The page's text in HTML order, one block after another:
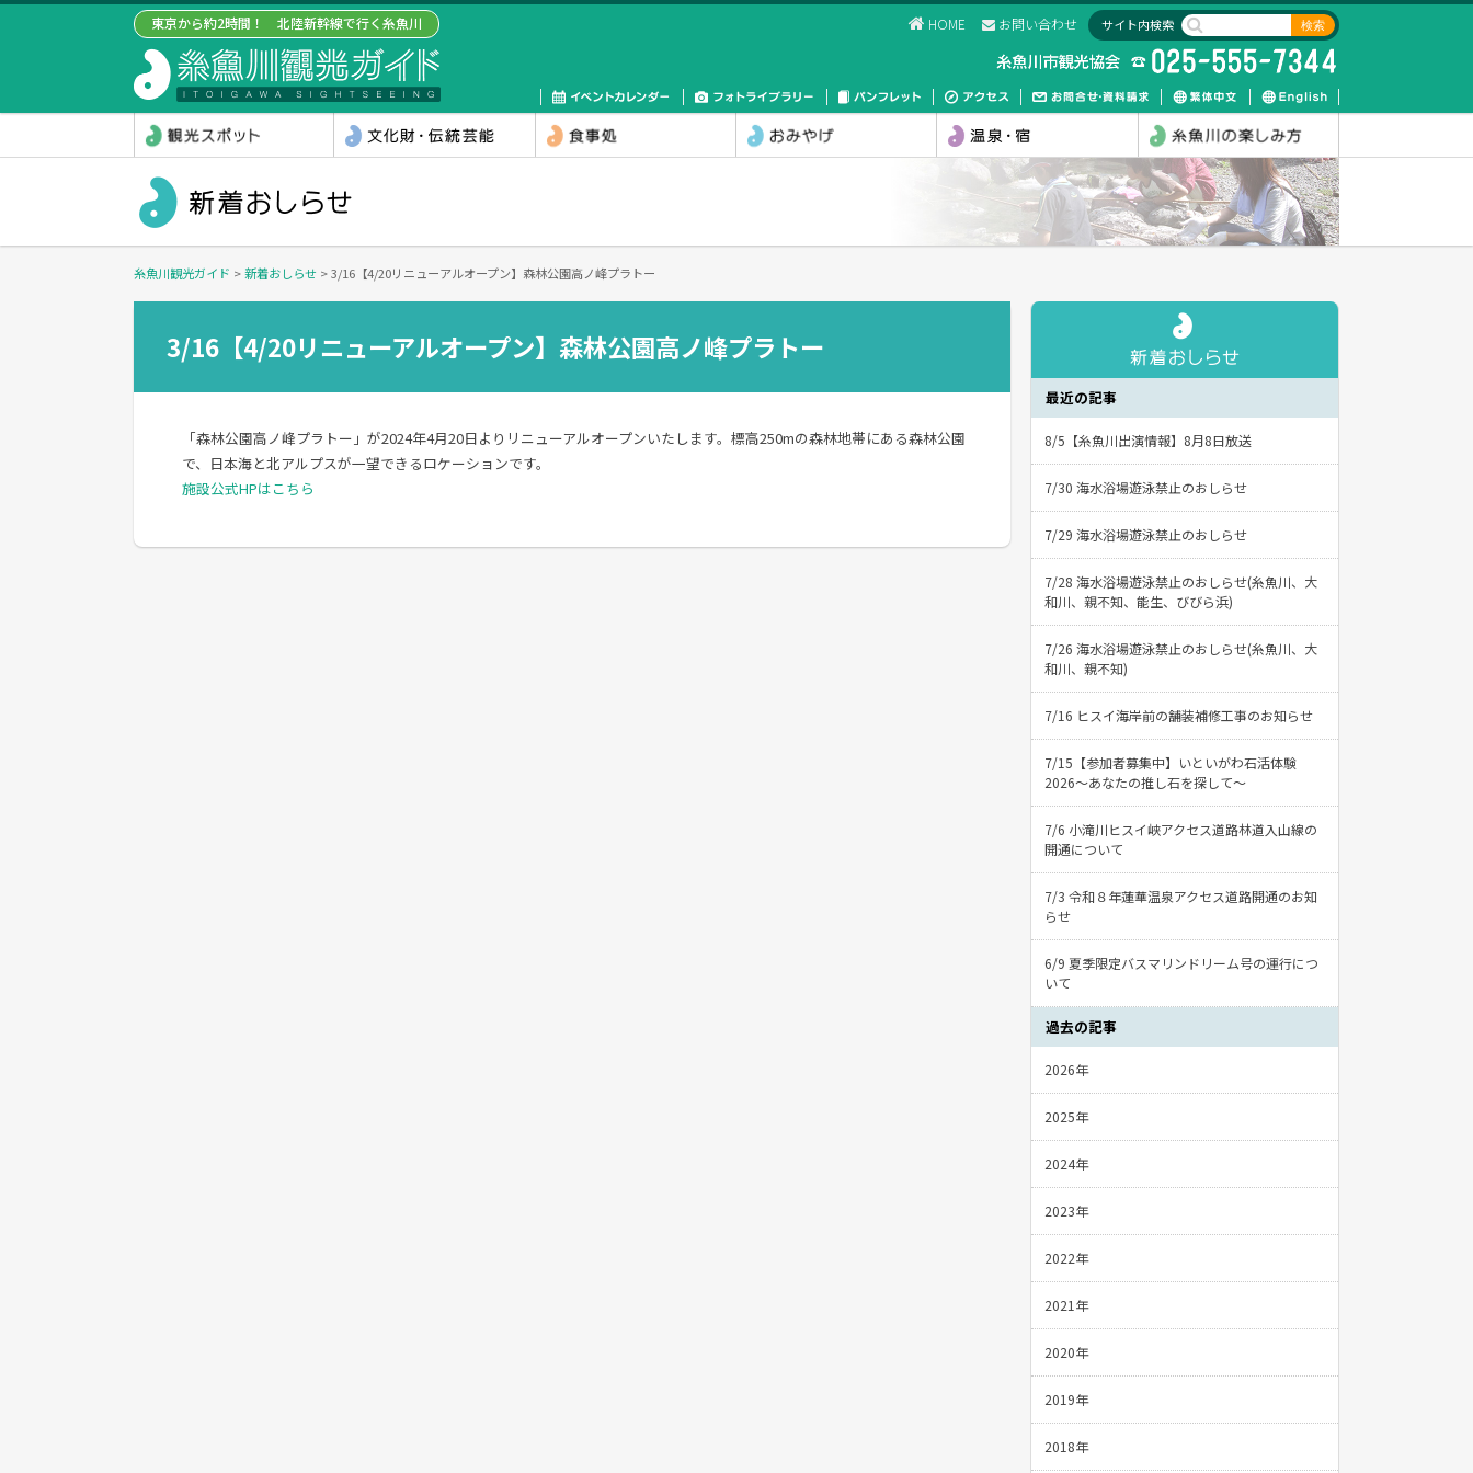
東京から約2時間！ 北陸新幹線で行く糸魚川 サイト内検索
HOME お問い合わせ
糸魚川観光ガイド >新着おしらせ >3/16【4/20リニューアルオープン】森林公園高ノ峰プラトー
3/16【4/20リニューアルオープン】森林公園高ノ峰プラトー
「森林公園高ノ峰プラトー」が2024年4月20日よりリニューアルオープンいたします。標高250mの森林地帯にある森林公園
で、日本海と北アルプスが一望できるロケーションです。
施設公式HPはこちら
最近の記事
8/5【糸魚川出演情報】8月8日放送
7/30 海水浴場遊泳禁止のおしらせ
7/29 海水浴場遊泳禁止のおしらせ
7/28 海水浴場遊泳禁止のおしらせ(糸魚川、大
和川、親不知、能生、びびら浜)
7/26 海水浴場遊泳禁止のおしらせ(糸魚川、大
和川、親不知)
7/16 ヒスイ海岸前の舗装補修工事のお知らせ
7/15【参加者募集中】いといがわ石活体験
2026〜あなたの推し石を探して〜
7/6 小滝川ヒスイ峡アクセス道路林道入山線の
開通について
7/3 令和８年蓮華温泉アクセス道路開通のお知
らせ
6/9 夏季限定バスマリンドリーム号の運行につ
いて
過去の記事
2026年
2025年
2024年
2023年
2022年
2021年
2020年
2019年
2018年